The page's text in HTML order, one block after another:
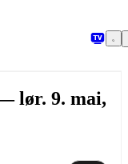
lør. 9. mai,